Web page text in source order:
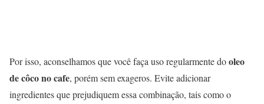
Por isso, aconselhamos que você faça uso regularmente dooleo
de côco no cafe, porém sem exageros. Evite adicionar
ingredientes que prejudiquem essa combinação, tais como o